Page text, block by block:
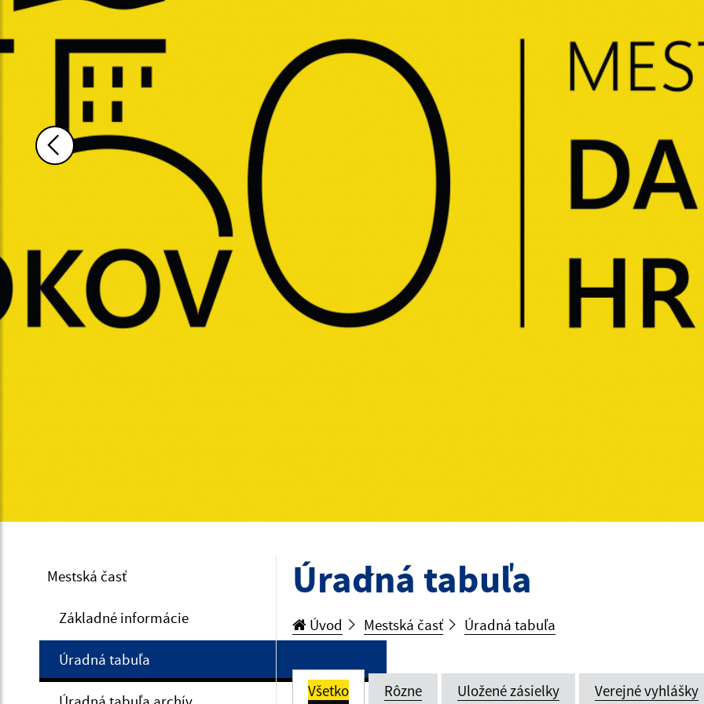
Mestská časť
Základné informácie
Úradná tabuľa
Úradná tabuľa
Úvod Mestská časť Úradná tabuľa
Všetko Rôzne Uložené zásielky Verejné vyhlášky